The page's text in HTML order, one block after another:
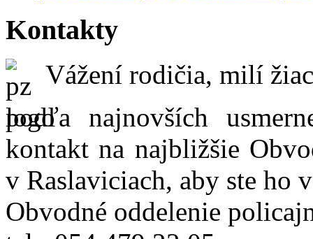
Kontakty
Vážení rodičia, milí
podľa najnovších
kontakt na najbližšie
v Raslaviciach, aby ste ho
Obvodné oddelenie